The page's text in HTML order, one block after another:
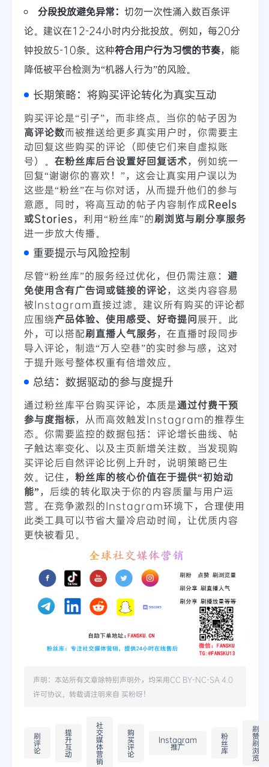
分段投放避免异常： 切勿一次性涌入数百条评
论。建议在12-24小时内分批投放。例如，每20分
钟投放5-10条。这种符合用户行为习惯的节奏，能
降低被平台检测为“机器人行为”的风险。
长期策略：将购买评论转化为真实互动
购买评论是“引子”，而非终点。当你的帖子因为
高评论数而被推送给更多真实用户时，你需要主
动回复这些购买的评论（即使它们来自虚拟账
号）。 在粉丝库后台设置好回复话术，例如统一
回复“谢谢你的喜欢！”，这会让真实用户误以为
这些是“粉丝”在与你对话，从而提升他们的参与
意愿。同时，将高互动的帖子内容制作成Reels
或Stories，利用“粉丝库”的刷浏览与刷分享服务
进一步放大传播。
重要提示与风险控制
尽管“粉丝库”的服务经过优化，但仍需注意： 避
免使用含有广告词或链接的评论，这类内容容易
被Instagram直接过滤。建议所有购买的评论都
应围绕产品体验、使用感受、好奇提问展开。此
外，可以搭配刷直播人气服务，在直播时段同步
导入评论，制造“万人空巷”的实时参与感，这对
于提升账号整体权重有倍增效应。
总结：数据驱动的参与度提升
通过粉丝库平台购买评论，本质是通过付费干预
参与度指标，从而高效触发Instagram的推荐生
态。你需要监控的数据包括：评论增长曲线、帖
子触达率变化、以及主页新增关注数。当发现购
买评论后自然评论比例上升时，说明策略已生
效。记住， 粉丝库的核心价值在于提供“初始动
能”，后续的转化取决于你的内容质量与用户运
营。在竞争激烈的Instagram环境下，合理使用
此类工具可以节省大量冷启动时间，让优质内容
更快被看见。
声明：本站所有文章除特别声明外，均采用CC BY-NC-SA 4.0
许可协议。转载请注明来自 买粉呀！
刷
评
论
提
升
互
动
社
交
媒
体
营
销
购
买
评
论
Instagram
推广
粉
丝
库
刷
赞
刷
浏
览